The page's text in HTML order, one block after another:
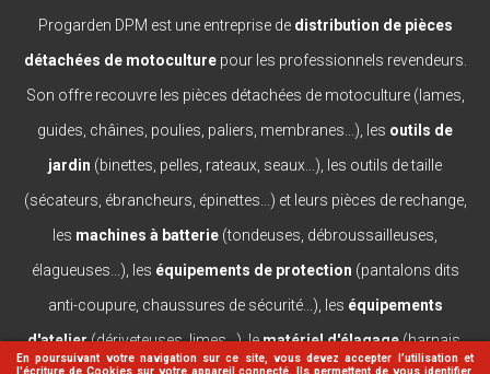
En poursuivant votre navigation sur ce site, vous devez accepter l’utilisation et
l'écriture de Cookies sur votre appareil connecté. Ils permettent de vous identifier,
Progarden DPM est une entreprise de distribution de pièces
détachées de motoculturepour les professionnels revendeurs.
Son offre recouvre les pièces détachées de motoculture (lames,
guides, châines, poulies, paliers, membranes...), les outils de
jardin (binettes, pelles, rateaux, seaux...), les outils de taille
(sécateurs, ébrancheurs, épinettes...) et leurs pièces de rechange,
les machines à batterie (tondeuses, débroussailleuses,
élagueuses...), les équipements de protection (pantalons dits
anti-coupure, chaussures de sécurité...), les équipements
d'atelier(dériveteuses, limes...), lematériel d'élagage(harnais,